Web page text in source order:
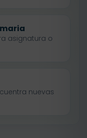
asignatura o
nuevas